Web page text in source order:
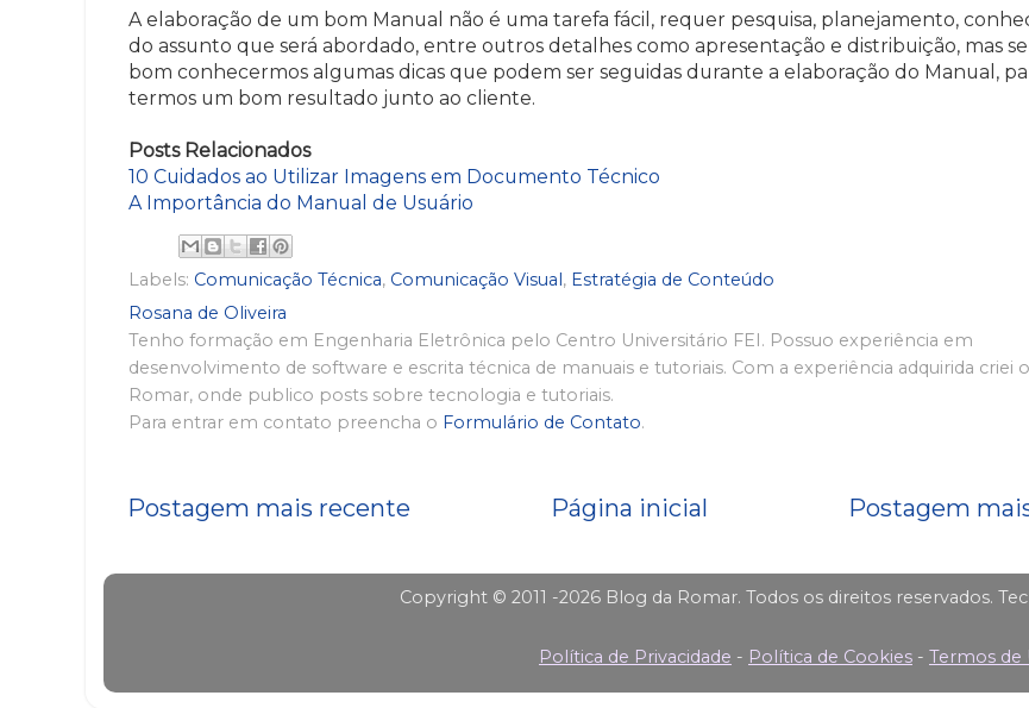
A elaboração de um bom Manual não é uma tarefa fácil, requer pesquisa, planejamento,
do assunto que será abordado, entre outros detalhes como apresentação e distribuição, mas
bom conhecermos algumas dicas que podem ser seguidas durante a elaboração do Manual,
termos um bom resultado junto ao cliente.
Posts Relacionados
10 Cuidados ao Utilizar Imagens em Documento Técnico
A Importância do Manual de Usuário
Labels: Comunicação Técnica, Comunicação Visual, Estratégia de Conteúdo
Rosana de Oliveira
Tenho formação em Engenharia Eletrônica pelo Centro Universitário FEI. Possuo experiência em
desenvolvimento de software e escrita técnica de manuais e tutoriais. Com a experiência adquirida criei
Romar, onde publico posts sobre tecnologia e tutoriais.
Para entrar em contato preencha o Formulário de Contato.
Postagem mais recente Postagem
Página inicial
Copyright © 2011 -2026 Blog da Romar. Todos os direitos reservados.
Política de Privacidade - Política de Cookies - Termos de